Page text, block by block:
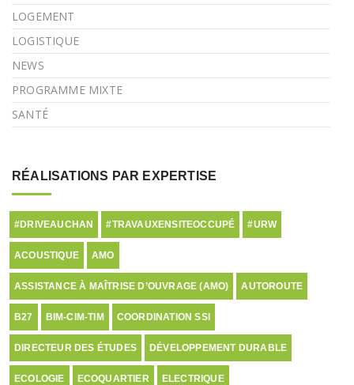
LOGEMENT
LOGISTIQUE
NEWS
PROGRAMME MIXTE
SANTÉ
RÉALISATIONS PAR EXPERTISE
#DRIVEAUCHAN #TRAVAUXENSITEOCCUPÉ #URW
ACOUSTIQUE AMO
ASSISTANCE À MAÎTRISE D’OUVRAGE (AMO) AUTOROUTE
B27 BIM-CIM-TIM COORDINATION SSI
DIRECTEUR DES ÉTUDES DÉVELOPPEMENT DURABLE
ECOLOGIE ECOQUARTIER ELECTRIQUE